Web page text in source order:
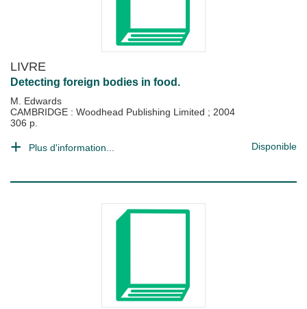
LIVRE
Detecting foreign bodies in food.
M. Edwards
CAMBRIDGE : Woodhead Publishing Limited ; 2004
306 p.
Plus d'information... Disponible